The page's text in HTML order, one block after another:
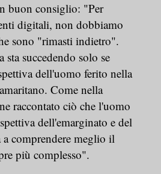
buon consiglio: "Per
digitali, non dobbiamo
sono "rimasti indietro".
sta succedendo solo se
dell'uomo ferito nella
Come nella
raccontato ciò che l'uomo
dell'emarginato e del
comprendere meglio il
più complesso".